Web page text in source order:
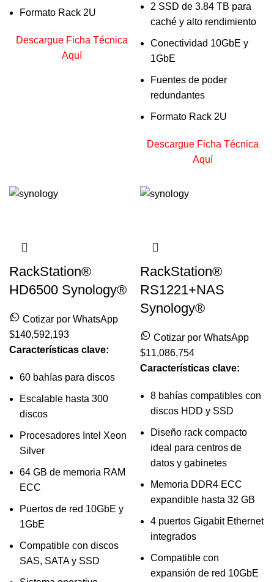
Formato Rack 2U
Descargue Ficha Técnica
Aquí
2 SSD de 3.84 TB para
caché y alto rendimiento
Conectividad 10GbE y
1GbE
Fuentes de poder
redundantes
Formato Rack 2U
Descargue Ficha Técnica
Aquí
RackStation®
HD6500 Synology®
Cotizar por WhatsApp
$140,592,193
Características clave:
60 bahías para discos
Escalable hasta 300
discos
Procesadores Intel Xeon
Silver
64 GB de memoria RAM
ECC
Puertos de red 10GbE y
1GbE
Compatible con discos
SAS, SATA y SSD
RackStation®
RS1221+NAS
Synology®
Cotizar por WhatsApp
$11,086,754
Características clave:
8 bahías compatibles con
discos HDD y SSD
Diseño rack compacto
ideal para centros de
datos y gabinetes
Memoria DDR4 ECC
expandible hasta 32 GB
4 puertos Gigabit Ethernet
integrados
Compatible con
expansión de red 10GbE